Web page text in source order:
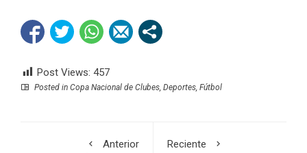
Post Views: 457
Posted in Copa Nacional de Clubes Deportes Fútbol
Anterior
Reciente